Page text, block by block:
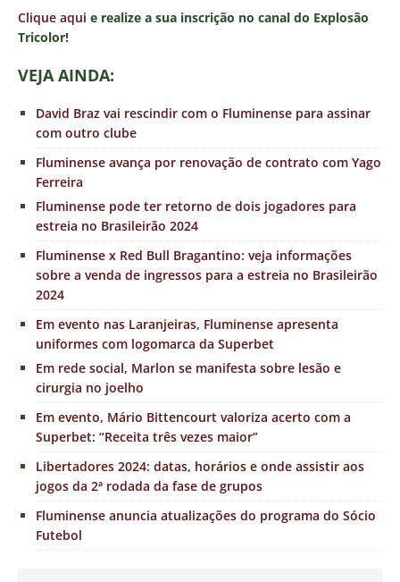
Clique aqui e realize a sua inscrição no canal do Explosão
Tricolor!
VEJA AINDA:
David Braz vai rescindir com o Fluminense para assinar
com outro clube
Fluminense avança por renovação de contrato com Yago
Ferreira
Fluminense pode ter retorno de dois jogadores para
estreia no Brasileirão 2024
Fluminense x Red Bull Bragantino: veja informações
sobre a venda de ingressos para a estreia no Brasileirão
2024
Em evento nas Laranjeiras, Fluminense apresenta
uniformes com logomarca da Superbet
Em rede social, Marlon se manifesta sobre lesão e
cirurgia no joelho
Em evento, Mário Bittencourt valoriza acerto com a
Superbet: “Receita três vezes maior”
Libertadores 2024: datas, horários e onde assistir aos
jogos da 2ª rodada da fase de grupos
Fluminense anuncia atualizações do programa do Sócio
Futebol